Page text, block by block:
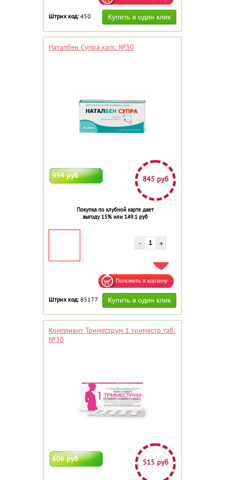
Штрих код: 450
Наталбен Супра капс. №30
994 руб 845 руб
Покупка по клубной карте дает
выгоду 15% или 149.1 руб
ДОБАВИТЬ В ИЗБРАННОЕ
Штрих код: 85177
Компливит Триместрум 1 триместр таб.
№30
606 руб 515 руб